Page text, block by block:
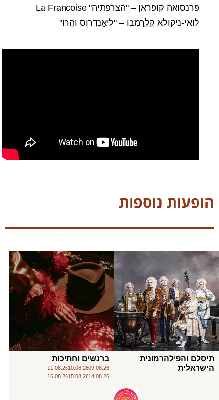
פרנסואה קופראן – "הצרפתיה" La Francoise
לואי-ניקולא קְלֶרַמְבּוֹ – "לֵיאַנְדְרוֹס והֶרוֹ"
הופעות נוספות
תיסלם והפילהרמונית
הישראלית
ברנשים וחתיכות
09.08.26
10.08.26
11.08.26
14.08.26
15.08.26
16.08.26